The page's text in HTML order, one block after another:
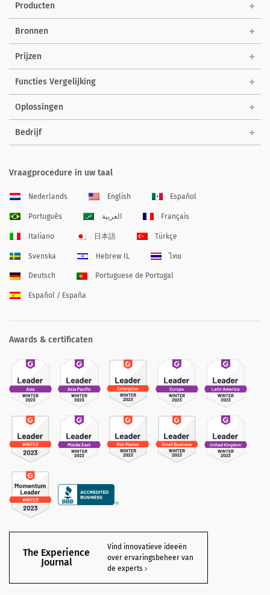
Producten
Bronnen
Prijzen
Functies Vergelijking
Oplossingen
Bedrijf
Vraagprocedure in uw taal
Nederlands English Español
Português العربية Français
Italiano 日本語 Türkçe
Svenska Hebrew IL ไทย
Deutsch Portuguese de Portugal
Español / España
Awards & certificaten
The Experience
Journal
Vind innovatieve ideeën
over ervaringsbeheer van
de experts